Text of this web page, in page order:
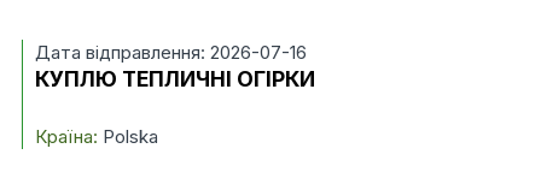
Дата відправлення: 2026-07-16
КУПЛЮ ТЕПЛИЧНІ ОГІРКИ
Країна: Polska